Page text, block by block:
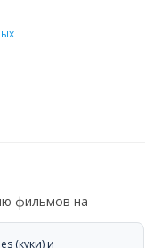
фильмов на
hello@festagent.com
(куки) и